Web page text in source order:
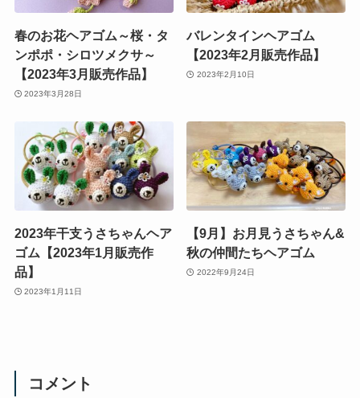
春のお花ヘアゴム～桜・タ
ンポポ・シロツメクサ～
【2023年3月販売作品】
2023年3月28日
バレンタインヘアゴム
【2023年2月販売作品】
2023年2月10日
2023年干支うさちゃんヘア
ゴム【2023年1月販売作
品】
2023年1月11日
【9月】お月見うさちゃん&
秋の仲間たちヘアゴム
2022年9月24日
コメント